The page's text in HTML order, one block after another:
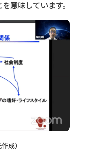
意味しています。
成）